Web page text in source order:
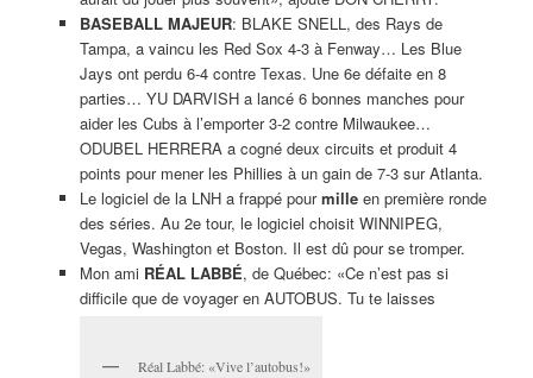
BASEBALL MAJEUR: BLAKE SNELL, des Rays de
Tampa, a vaincu les Red Sox 4-3 à Fenway… Les Blue
Jays ont perdu 6-4 contre Texas. Une 6e défaite en 8
parties… YU DARVISH a lancé 6 bonnes manches pour
aider les Cubs à l’emporter 3-2 contre Milwaukee…
ODUBEL HERRERA a cogné deux circuits et produit 4
points pour mener les Phillies à un gain de 7-3 sur Atlanta.
Le logiciel de la LNH a frappé pourmilleen première ronde
des séries. Au 2e tour, le logiciel choisit WINNIPEG,
Vegas, Washington et Boston. Il est dû pour se tromper.
Mon ami RÉAL LABBÉ, de Québec: «Ce n’est pas si
difficile que de voyager en AUTOBUS. Tu te laisses
Réal Labbé: «Vive l’autobus!»